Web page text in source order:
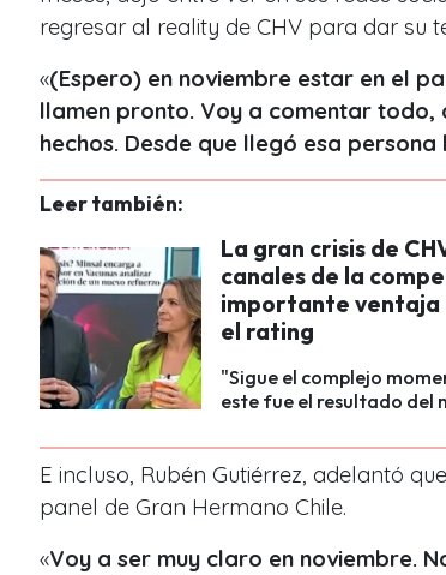
regresar al reality de CHV para dar su
«(Espero) en noviembre estar en el
llamen pronto. Voy a comentar
hechos. Desde que llegó esa
Leer también:
La gran crisis de
canales de la
importante ventaja
el rating
"Sigue el complejo
este fue el resultado del
E incluso, Rubén Gutiérrez, adelantó
panel de Gran Hermano Chile.
«Voy a ser muy claro en noviembre.